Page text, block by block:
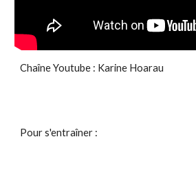
Chaîne Youtube : Karine Hoarau
Pour s'entraîner :